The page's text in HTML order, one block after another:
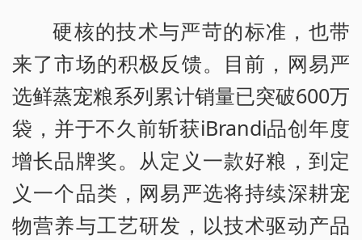
硬核的技术与严苛的标准，也带
来了市场的积极反馈。目前，网易严
选鲜蒸宠粮系列累计销量已突破600万
袋，并于不久前斩获iBrandi品创年度
增长品牌奖。从定义一款好粮，到定
义一个品类，网易严选将持续深耕宠
物营养与工艺研发，以技术驱动产品